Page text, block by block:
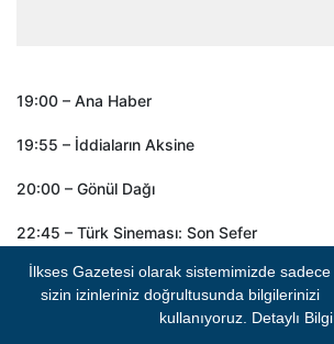
19:00 – Ana Haber
19:55 – İddiaların Aksine
20:00 – Gönül Dağı
22:45 – Türk Sineması: Son Sefer
- REKLAM -
İlkses Gazetesi olarak sistemimizde sadece
sizin izinleriniz doğrultusunda bilgilerinizi
kullanıyoruz. Detaylı Bilgi